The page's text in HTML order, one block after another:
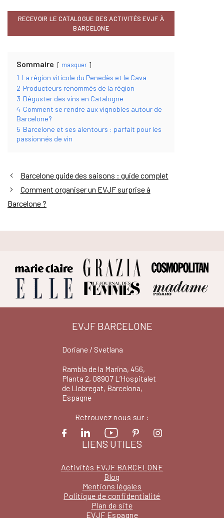
RECEVOIR LE CATALOGUE DES ACTIVITÉS EVJF À
BARCELONE
Sommaire masquer
1 La région viticole du Penedès et le Cava
2 Producteurs renommés de la région
3 Déguster des vins en Catalogne
4 Comment se rendre aux vignobles autour de
Barcelone?
5 Barcelone et ses alentours : parfait pour les
passionnés de vin
Barcelone guide des saisons : guide complet
Comment organiser un EVJF surprise à
Barcelone ?
EVJF BARCELONE
Doriane / Svetlana
Rambla de la Marina, 456,
Planta 2, 08907 L’Hospitalet
de Llobregat, Barcelona,
Espagne
Retrouvez nous sur :
LIENS UTILES
Activités EVJF BARCELONE
Blog
Mentions légales
Politique de confidentialité
Plan de site
EVJF Espagne